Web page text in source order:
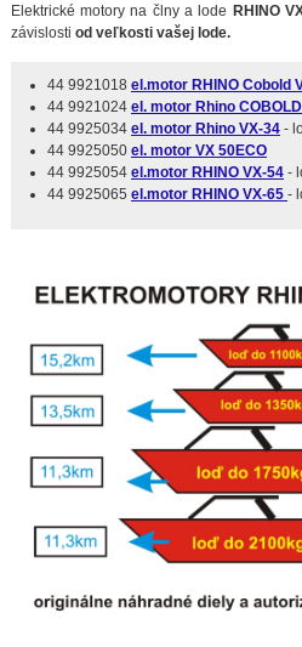
Elektrické motory na člny a lode RHINO
závislosti od veľkosti vašej lode.
44 9921018 el.motor RHINO Cobold
44 9921024 el. motor Rhino
44 9925034 el. motor Rhino VX-34 -
44 9925050 el. motor VX 50ECO
44 9925054 el.motor RHINO VX-54 -
44 9925065 el.motor RHINO VX-65 -